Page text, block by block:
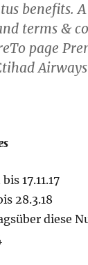
benefits.
terms &
page
17.11.17
28.3.18
diese